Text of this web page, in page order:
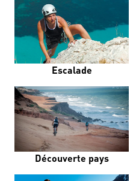
Escalade
Découverte pays